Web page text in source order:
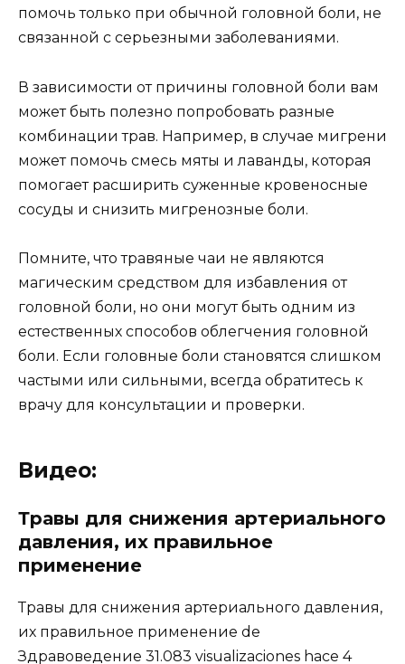
помочь только при обычной головной боли, не
связанной с серьезными заболеваниями.
В зависимости от причины головной боли вам
может быть полезно попробовать разные
комбинации трав. Например, в случае мигрени
может помочь смесь мяты и лаванды, которая
помогает расширить суженные кровеносные
сосуды и снизить мигренозные боли.
Помните, что травяные чаи не являются
магическим средством для избавления от
головной боли, но они могут быть одним из
естественных способов облегчения головной
боли. Если головные боли становятся слишком
частыми или сильными, всегда обратитесь к
врачу для консультации и проверки.
Видео:
Травы для снижения артериального
давления, их правильное
применение
Травы для снижения артериального давления,
их правильное применение de
Здравоведение 31.083 visualizaciones hace 4